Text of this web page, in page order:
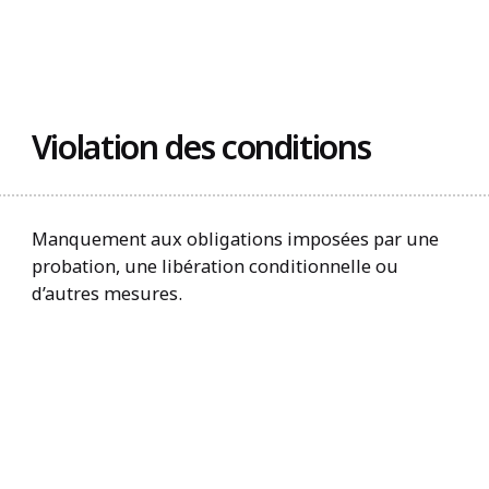
Violation des conditions
Manquement aux obligations imposées par une
probation, une libération conditionnelle ou
d’autres mesures.